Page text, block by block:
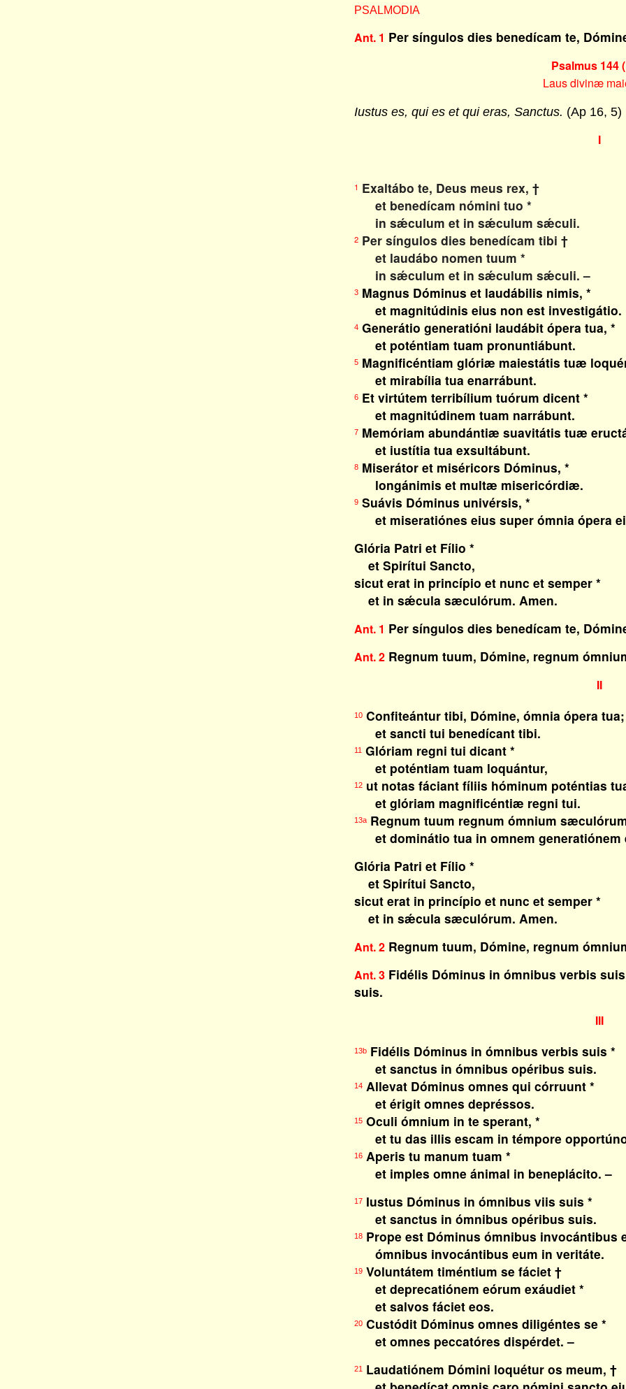
PSALMODIA
Ant. 1 Per síngulos dies benedícam te,
Psalmus 144
Laus divinæ
Iustus es, qui es et qui eras, Sanctus. (Ap 16, 5)
I
1 Exaltábo te, Deus meus rex, †
et benedícam nómini tuo *
in sǽculum et in sǽculum sǽculi.
2 Per síngulos dies benedícam tibi †
et laudábo nomen tuum *
in sǽculum et in sǽculum sǽculi. –
3 Magnus Dóminus et laudábilis nimis, *
et magnitúdinis eius non est investigátio.
4 Generátio generatióni laudábit ópera tua, *
et poténtiam tuam pronuntiábunt.
5 Magnificéntiam glóriæ maiestátis tuæ
et mirabília tua enarrábunt.
6 Et virtútem terribílium tuórum dicent *
et magnitúdinem tuam narrábunt.
7 Memóriam abundántiæ suavitátis tuæ
et iustítia tua exsultábunt.
8 Miserátor et miséricors Dóminus, *
longánimis et multæ misericórdiæ.
9 Suávis Dóminus univérsis, *
et miseratiónes eius super ómnia ópera
Glória Patri et Fílio *
et Spirítui Sancto,
sicut erat in princípio et nunc et semper *
et in sǽcula sæculórum. Amen.
Ant. 1 Per síngulos dies benedícam te,
Ant. 2 Regnum tuum, Dómine, regnum
II
10 Confiteántur tibi, Dómine, ómnia ópera
et sancti tui benedícant tibi.
11 Glóriam regni tui dicant *
et poténtiam tuam loquántur,
12 ut notas fáciant fíliis hóminum poténtias
et glóriam magnificéntiæ regni tui.
13a Regnum tuum regnum ómnium
et dominátio tua in omnem generatiónem
Glória Patri et Fílio *
et Spirítui Sancto,
sicut erat in princípio et nunc et semper *
et in sǽcula sæculórum. Amen.
Ant. 2 Regnum tuum, Dómine, regnum
Ant. 3 Fidélis Dóminus in ómnibus verbis
suis.
III
13b Fidélis Dóminus in ómnibus verbis suis *
et sanctus in ómnibus opéribus suis.
14 Allevat Dóminus omnes qui córruunt *
et érigit omnes depréssos.
15 Oculi ómnium in te sperant, *
et tu das illis escam in témpore
16 Aperis tu manum tuam *
et imples omne ánimal in beneplácito. –
17 Iustus Dóminus in ómnibus viis suis *
et sanctus in ómnibus opéribus suis.
18 Prope est Dóminus ómnibus invocántibus
ómnibus invocántibus eum in veritáte.
19 Voluntátem timéntium se fáciet †
et deprecatiónem eórum exáudiet *
et salvos fáciet eos.
20 Custódit Dóminus omnes diligéntes se *
et omnes peccatóres dispérdet. –
21
Laudatiónem Dómini loquétur os meum, †